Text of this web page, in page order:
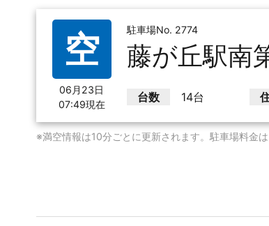
空
06月23日
07:49現在
駐車場No. 2774
藤が丘駅南
台数 14台
※満空情報は10分ごとに更新されます。駐車場料金